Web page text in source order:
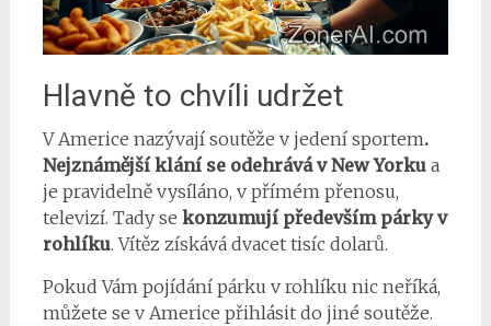
Hlavně to chvíli udržet
V Americe nazývají soutěže v jedení sportem.
Nejznámější klání se odehrává v New Yorku a
je pravidelně vysíláno, v přímém přenosu,
televizí. Tady se konzumují především párky v
rohlíku. Vítěz získává dvacet tisíc dolarů.
Pokud Vám pojídání párku v rohlíku nic neříká,
můžete se v Americe přihlásit do jiné soutěže.